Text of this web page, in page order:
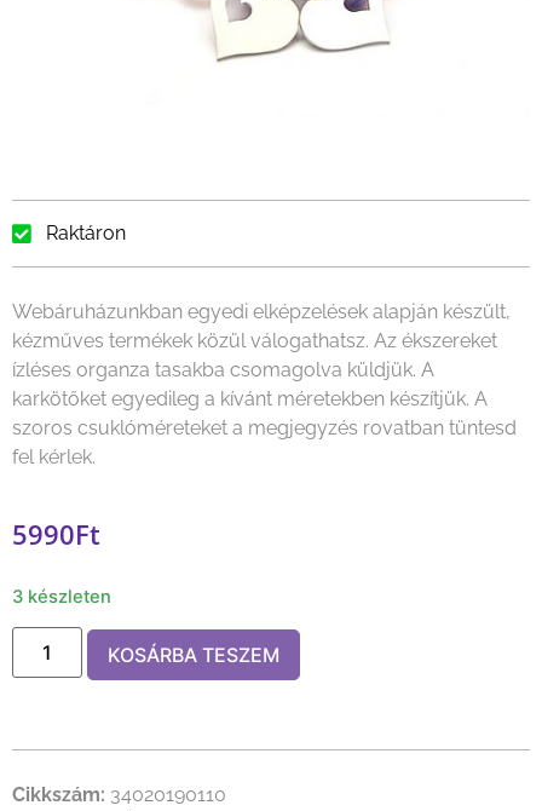
Raktáron
Webáruházunkban egyedi elképzelések alapján készült,
kézműves termékek közül válogathatsz. Az ékszereket
ízléses organza tasakba csomagolva küldjük. A
karkötőket egyedileg a kívánt méretekben készítjük. A
szoros csuklóméreteket a megjegyzés rovatban tüntesd
fel kérlek.
5990Ft
3 készleten
KOSÁRBA TESZEM
Cikkszám: 34020190110